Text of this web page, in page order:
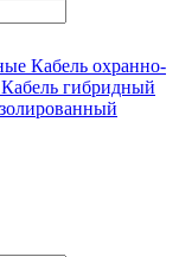
Кабель охранно-
Кабель гибридный